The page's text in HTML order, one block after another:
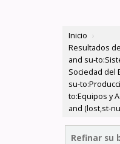
Inicio ›
Resultados
and su-
Sociedad del
su-
to:Equipos y
and (lost,st-
Refinar su